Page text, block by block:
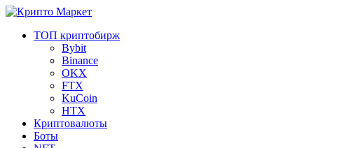
ТОП криптобирж
Bybit
Binance
OKX
FTX
KuCoin
HTX
Криптовалюты
Боты